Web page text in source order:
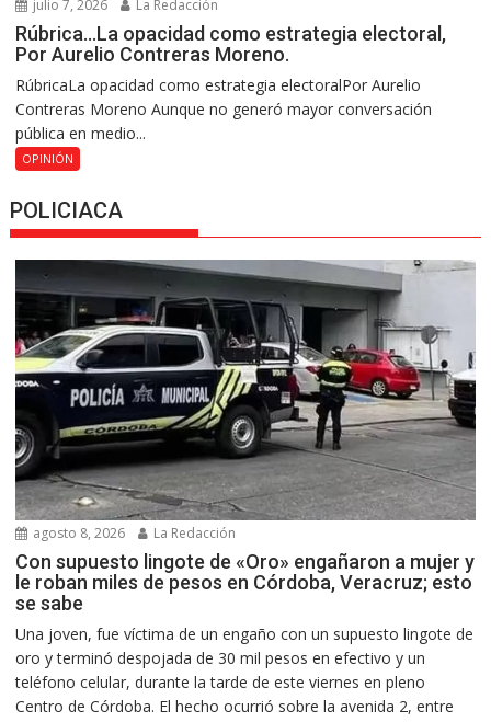
julio 7, 2026 La Redacción
Rúbrica…La opacidad como estrategia electoral,
Por Aurelio Contreras Moreno.
RúbricaLa opacidad como estrategia electoralPor Aurelio
Contreras Moreno Aunque no generó mayor conversación
pública en medio...
OPINIÓN
POLICIACA
agosto 8, 2026 La Redacción
Con supuesto lingote de «Oro» engañaron a mujer y
le roban miles de pesos en Córdoba, Veracruz; esto
se sabe
Una joven, fue víctima de un engaño con un supuesto lingote de
oro y terminó despojada de 30 mil pesos en efectivo y un
teléfono celular, durante la tarde de este viernes en pleno
Centro de Córdoba. El hecho ocurrió sobre la avenida 2, entre